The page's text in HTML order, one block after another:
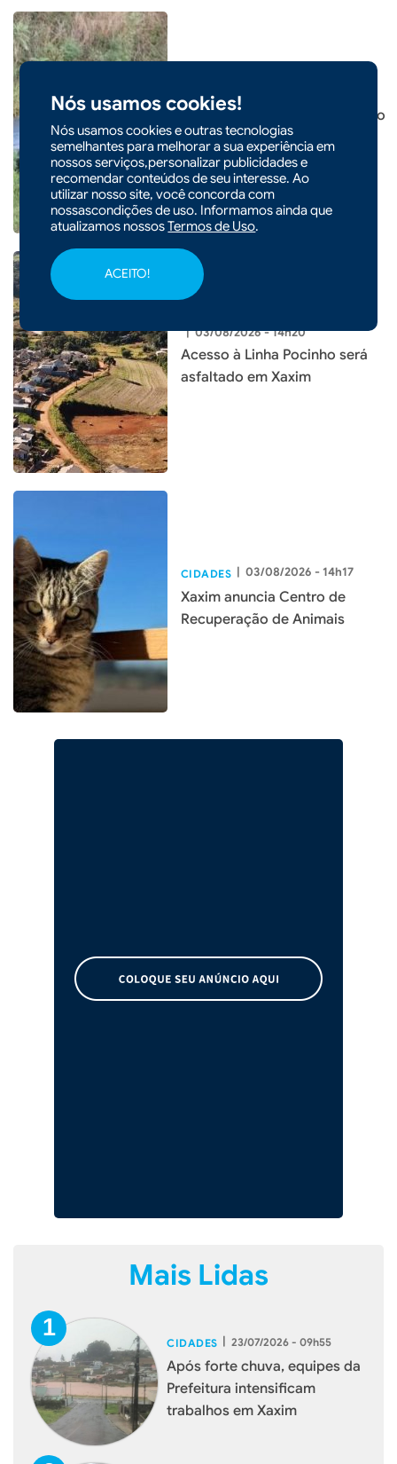
Nós usamos cookies!
Nós usamos cookies e outras tecnologias
semelhantes para melhorar a sua experiência em
nossos serviços,personalizar publicidades e
recomendar conteúdos de seu interesse. Ao
utilizar nosso site, você concorda com
nossascondições de uso. Informamos ainda que
atualizamos nossosTermos de Uso.
ACEITO!
05/08/2026 - 09h17
Carro sai da pista após colisão
com caminhão em Xaxim
| 03/08/2026 - 14h20
Acesso à Linha Pocinho será
asfaltado em Xaxim
CIDADES | 03/08/2026 - 14h17
Xaxim anuncia Centro de
Recuperação de Animais
Mais Lidas
CIDADES | 23/07/2026 - 09h55
Após forte chuva, equipes da
Prefeitura intensificam
trabalhos em Xaxim